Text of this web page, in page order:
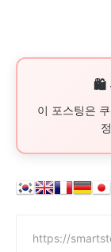
🛍️
이 포스팅은
https://